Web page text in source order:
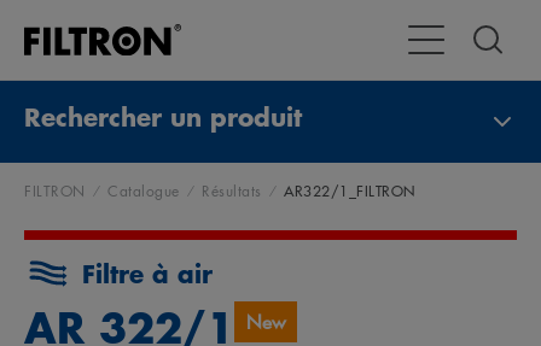
Toggle
Rechercher un produit
FILTRON Catalogue Résultats AR322/1_FILTRON
Filtre à air
AR 322/1 New